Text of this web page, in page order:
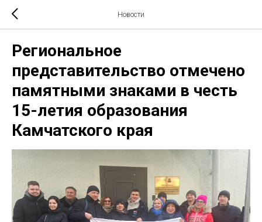
Новости
Региональное
представительство отмечено
памятными знаками в честь
15-летия образования
Камчатского края